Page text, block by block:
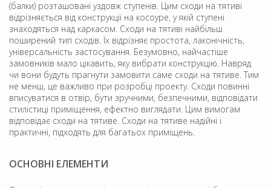
(балки) розташовані уздовж ступенів. Цим сходи на тятиві
відрізняється від конструкції на косоуре, у якій ступені
знаходяться над каркасом. Сходи на тятиві найбільш
поширений тип сходів. Їх відрізняє простота, лаконічність,
універсальність застосування. Безумовно, найчастіше
замовників мало цікавить, яку вибрати конструкцію. Навряд
чи вони будуть прагнути замовити саме сходи на тятиве. Тим
не менш, це важливо при розробці проекту. Сходи повинні
вписуватися в отвір, бути зручними, безпечними, відповідати
стилістиці приміщення, ефектно виглядати. Цим вимогам
відповідає сходи на тятиве. Сходи на тятиве надійні і
практичні, підходять для багатьох приміщень.
ОСНОВНІ ЕЛЕМЕНТИ